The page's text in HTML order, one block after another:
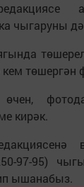
чыгаруны
төшергән
кирәк.
97-95)
ышанабыз.